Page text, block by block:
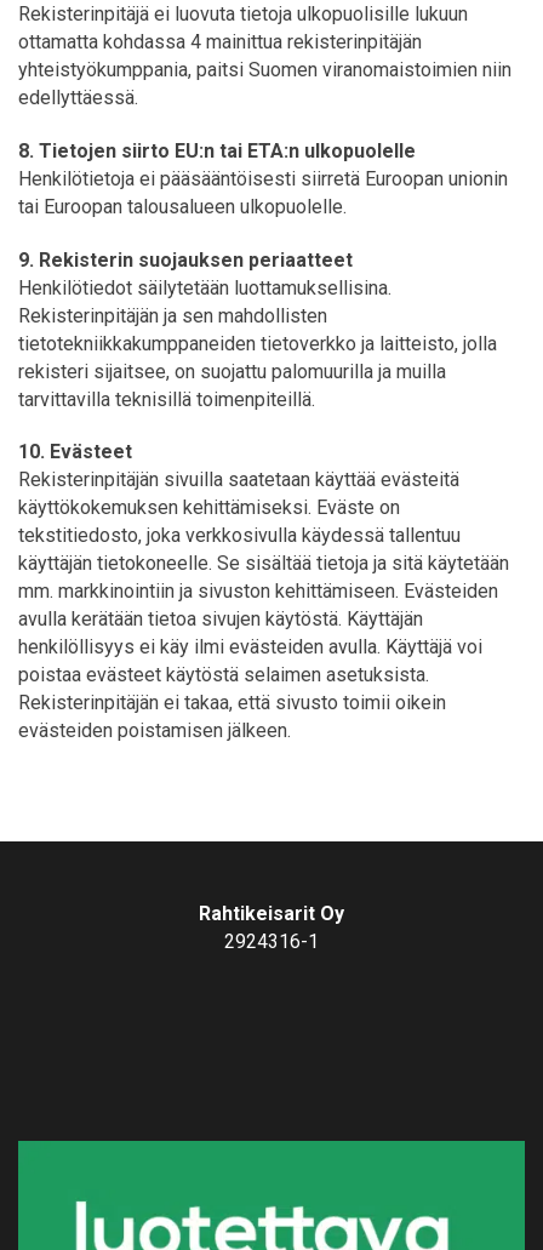
Rekisterinpitäjä ei luovuta tietoja ulkopuolisille lukuun
ottamatta kohdassa 4 mainittua rekisterinpitäjän
yhteistyökumppania, paitsi Suomen viranomaistoimien niin
edellyttäessä.
8. Tietojen siirto EU:n tai ETA:n ulkopuolelle
Henkilötietoja ei pääsääntöisesti siirretä Euroopan unionin
tai Euroopan talousalueen ulkopuolelle.
9. Rekisterin suojauksen periaatteet
Henkilötiedot säilytetään luottamuksellisina.
Rekisterinpitäjän ja sen mahdollisten
tietotekniikkakumppaneiden tietoverkko ja laitteisto, jolla
rekisteri sijaitsee, on suojattu palomuurilla ja muilla
tarvittavilla teknisillä toimenpiteillä.
10. Evästeet
Rekisterinpitäjän sivuilla saatetaan käyttää evästeitä
käyttökokemuksen kehittämiseksi. Eväste on
tekstitiedosto, joka verkkosivulla käydessä tallentuu
käyttäjän tietokoneelle. Se sisältää tietoja ja sitä käytetään
mm. markkinointiin ja sivuston kehittämiseen. Evästeiden
avulla kerätään tietoa sivujen käytöstä. Käyttäjän
henkilöllisyys ei käy ilmi evästeiden avulla. Käyttäjä voi
poistaa evästeet käytöstä selaimen asetuksista.
Rekisterinpitäjän ei takaa, että sivusto toimii oikein
evästeiden poistamisen jälkeen.
Rahtikeisarit Oy
2924316-1